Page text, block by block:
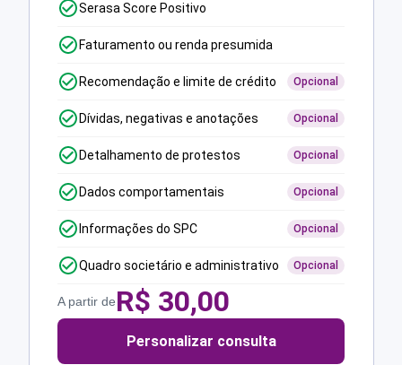
Serasa Score Positivo
Faturamento ou renda presumida
Recomendação e limite de crédito Opcional
Dívidas, negativas e anotações Opcional
Detalhamento de protestos Opcional
Dados comportamentais Opcional
Informações do SPC Opcional
Quadro societário e administrativo Opcional
A partir deR$ 30,00
Personalizar consulta